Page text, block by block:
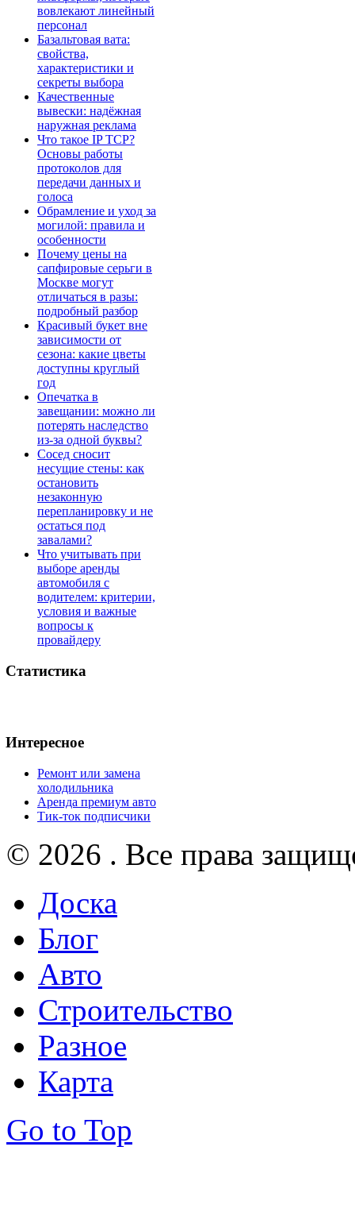
вовлекают линейный
персонал
Базальтовая вата:
свойства,
характеристики и
секреты выбора
Качественные
вывески: надёжная
наружная реклама
Что такое IP TCP?
Основы работы
протоколов для
передачи данных и
голоса
Обрамление и уход за
могилой: правила и
особенности
Почему цены на
сапфировые серьги в
Москве могут
отличаться в разы:
подробный разбор
Красивый букет вне
зависимости от
сезона: какие цветы
доступны круглый
год
Опечатка в
завещании: можно ли
потерять наследство
из-за одной буквы?
Сосед сносит
несущие стены: как
остановить
незаконную
перепланировку и не
остаться под
завалами?
Что учитывать при
выборе аренды
автомобиля с
водителем: критерии,
условия и важные
вопросы к
провайдеру
Статистика
Интересное
Ремонт или замена
холодильника
Аренда премиум авто
Тик-ток подписчики
© 2026 . Все права
Доска
Блог
Авто
Строительство
Разное
Карта
Go to Top